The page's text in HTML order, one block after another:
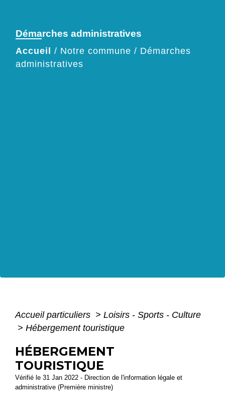
Démarches administratives
Accueil / Notre commune / Démarches
administratives
Accueil particuliers > Loisirs - Sports - Culture
> Hébergement touristique
HÉBERGEMENT
TOURISTIQUE
Vérifié le 31 Jan 2022 - Direction de l'information légale et
administrative (Première ministre)